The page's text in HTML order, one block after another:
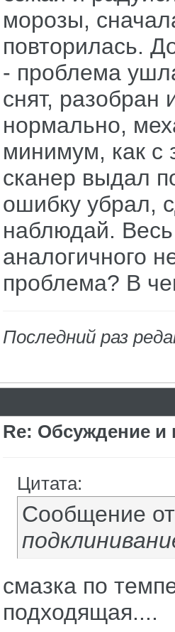
морозы,
повторилась.
- проблема
снят, разобран
нормально,
минимум, как с
сканер выдал
ошибку убрал,
наблюдай.
аналогичного
проблема? В
Последний раз
Re: Обсуждение
Цитата:
Сообщение
смазка по
подходящая....